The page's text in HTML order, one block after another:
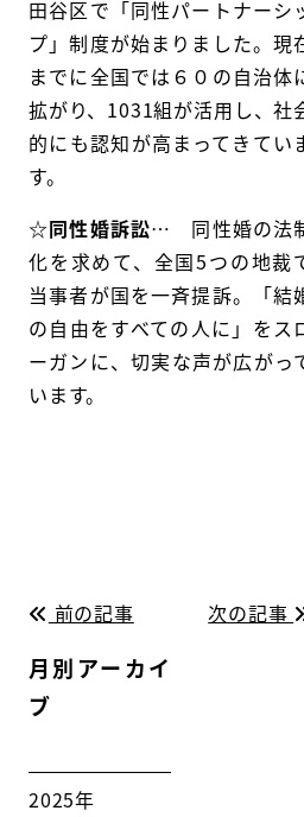
田谷区で「同性パートナーシ
プ」制度が始まりました。現
までに全国では６０の自治体
拡がり、1031組が活用し、社
的にも認知が高まってきてい
す。
☆同性婚訴訟… 同性婚の法
化を求めて、全国5つの地裁
当事者が国を一斉提訴。「結
の自由をすべての人に」をス
ーガンに、切実な声が広がっ
います。
前の記事 次の記事
月別アーカイ
ブ
2025年